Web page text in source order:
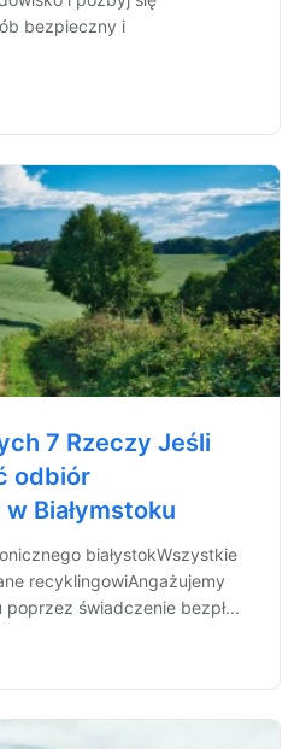
bezpieczny i
7 Rzeczy Jeśli
odbiór
Białymstoku
białystokWszystkie
recyklingowiAngażujemy
świadczenie bezpł...